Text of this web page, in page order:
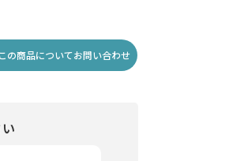
この商品についてお問い合わせ